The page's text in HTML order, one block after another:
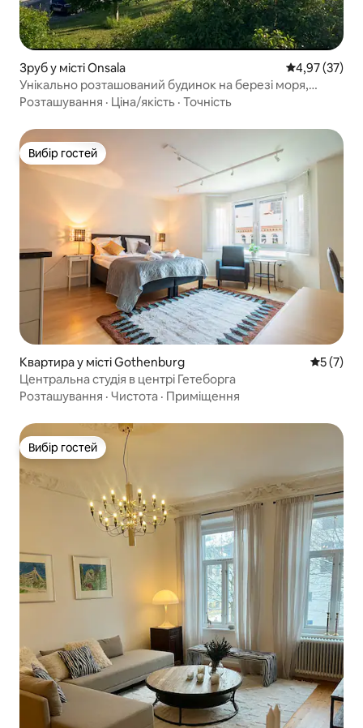
Зруб у місті Onsala Середня
4,97 (37)
Унікально розташований будинок на березі моря,
Готскер
Розташування · Ціна/якість · Точність
Вибір гостей
Вибір гостей
Квартира у місті Gothenburg Середня
5 (7)
Центральна студія в центрі Гетеборга
Розташування · Чистота · Приміщення
Вибір гостей
Вибір гостей